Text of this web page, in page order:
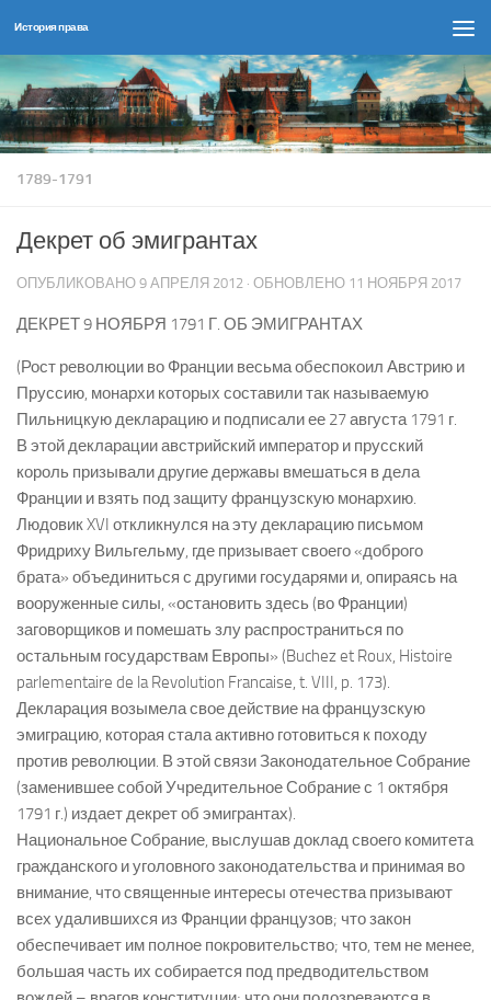
Перейти к содержимому
История права
1789-1791
Декрет об эмигрантах
ОПУБЛИКОВАНО 9 АПРЕЛЯ 2012 · ОБНОВЛЕНО 11 НОЯБРЯ 2017
ДЕКРЕТ 9 НОЯБРЯ 1791 Г. ОБ ЭМИГРАНТАХ
(Рост революции во Франции весьма обеспокоил Австрию и
Пруссию, монархи которых составили так называемую
Пильницкую декларацию и подписали ее 27 августа 1791 г.
В этой декларации австрийский император и прусский
король призывали другие державы вмешаться в дела
Франции и взять под защиту французскую монархию.
Людовик XVI откликнулся на эту декларацию письмом
Фридриху Вильгельму, где призывает своего «доброго
брата» объединиться с другими государями и, опираясь на
вооруженные силы, «остановить здесь (во Франции)
заговорщиков и помешать злу распространиться по
остальным государствам Европы» (Buchez et Roux, Histoire
parlementaire de la Revolution Francaise, t. VIII, p. 173).
Декларация возымела свое действие на французскую
эмиграцию, которая стала активно готовиться к походу
против революции. В этой связи Законодательное Собрание
(заменившее собой Учредительное Собрание с 1 октября
1791 г.) издает декрет об эмигрантах).
Национальное Собрание, выслушав доклад своего комитета
гражданского и уголовного законодательства и принимая во
внимание, что священные интересы отечества призывают
всех удалившихся из Франции французов; что закон
обеспечивает им полное покровительство; что, тем не менее,
большая часть их собирается под предводительством